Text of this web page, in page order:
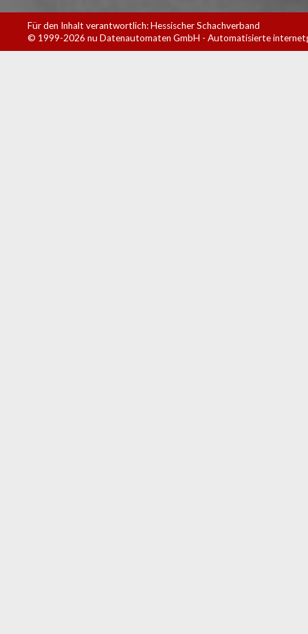
Für den Inhalt verantwortlich: Hessischer Schachverband
© 1999-2026 nu Datenautomaten GmbH - Automatisierte